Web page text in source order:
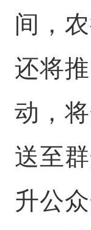
间，
还将
动，
送至
升公